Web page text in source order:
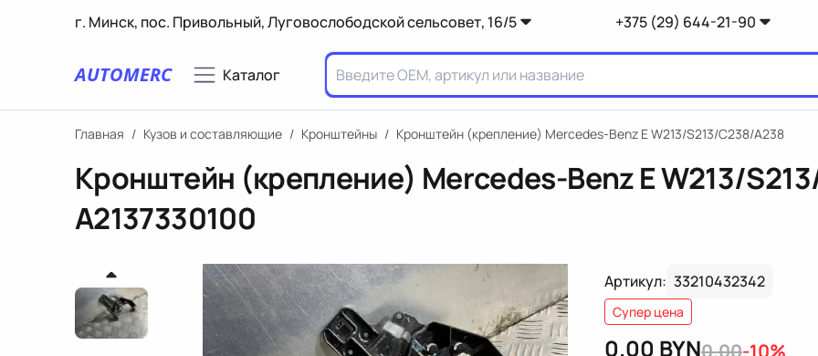
г. Минск, пос. Привольный, Луговослободской сельсовет, 16/5 +375 (29) 644-21-90
AUTOMERC Каталог
Главная / Кузов и составляющие / Кронштейны / Кронштейн (крепление) Mercedes-Benz E W213/S213/C238/A238
Кронштейн (крепление) Mercedes-Benz E W213/
A2137330100
Артикул: 33210432342
Супер цена
0.00 BYN0.00-10%